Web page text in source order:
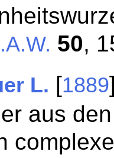
50,
L. [1889
aus